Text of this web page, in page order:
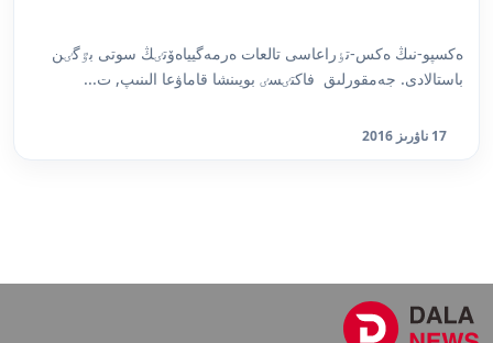
ەكسپو-نىڭ ەكس-تٶراعاسى تالعات ەرمەگيياەۆتٸڭ سوتى بٷگٸن
باستالادى. جەمقورلىق فاكتٸسٸ بويىنشا قاماۋعا الىنىپ, ت...
17 ناۋرىز 2016